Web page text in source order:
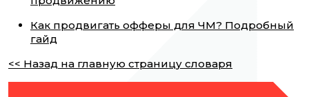
Как продвигать офферы для ЧМ? Подробный
гайд
<< Назад на главную страницу словаря